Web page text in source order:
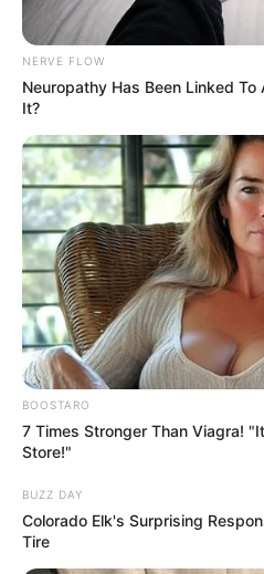
У селищі Міжгір’я
кілька годин тому стався
NERVE FLOW
Neuropathy Has Been Linked To
It?
BOOSTARO
7 Times Stronger Than Viagra!
Store!"
BUZZ DAY
Colorado Elk's Surprising
Tire